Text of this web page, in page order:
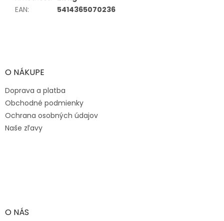
EAN: 5414365070236
ä
e
O NÁKUPE
Doprava a platba
Obchodné podmienky
Ochrana osobných údajov
Naše zľavy
O NÁS